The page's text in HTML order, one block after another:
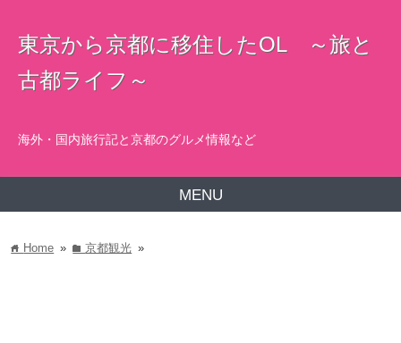
東京から京都に移住したOL ～旅と
古都ライフ～
海外・国内旅行記と京都のグルメ情報など
MENU
home Home » folder京都観光 »